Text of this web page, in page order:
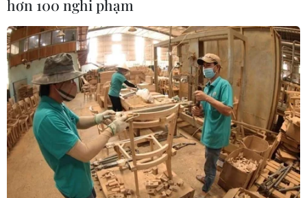
Màn trình diễn bay nhào lộn đón
hơn 100 nghi phạm